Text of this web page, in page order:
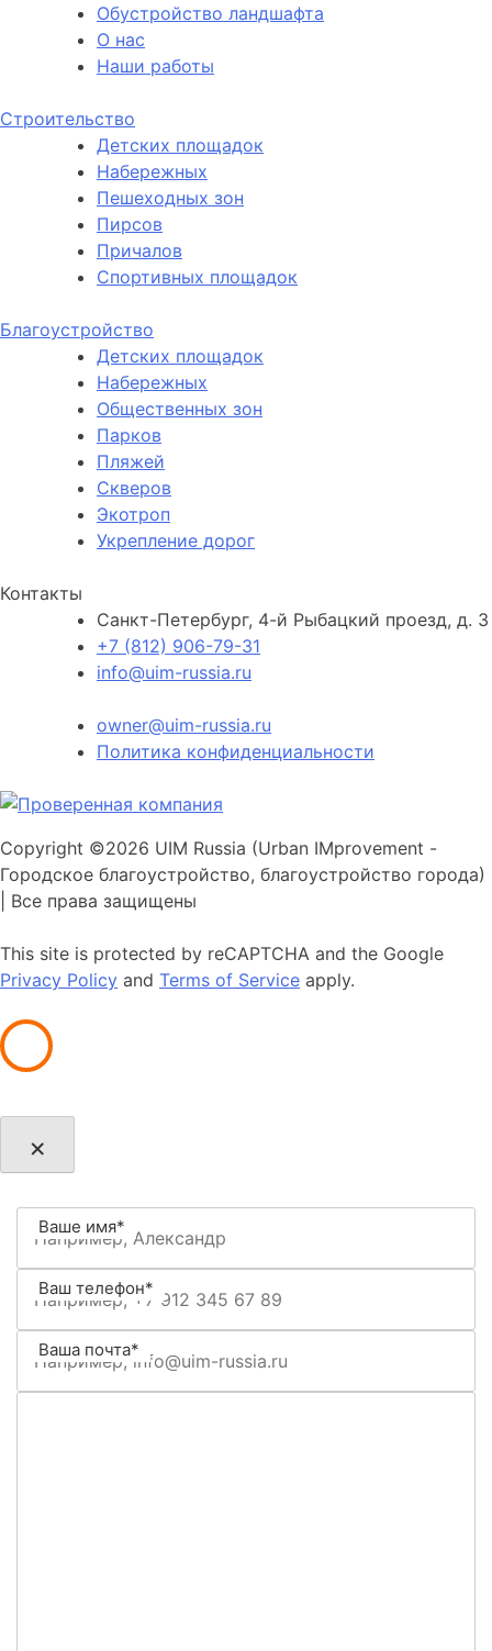
Обустройство ландшафта
О нас
Наши работы
Строительство
Детских площадок
Набережных
Пешеходных зон
Пирсов
Причалов
Спортивных площадок
Благоустройство
Детских площадок
Набережных
Общественных зон
Парков
Пляжей
Скверов
Экотроп
Укрепление дорог
Контакты
Санкт-Петербург, 4-й Рыбацкий проезд, д. 3
+7 (812) 906-79-31
info@uim-russia.ru
owner@uim-russia.ru
Политика конфиденциальности
Copyright ©2026 UIM Russia (Urban IMprovement -
Городское благоустройство, благоустройство города)
| Все права защищены
This site is protected by reCAPTCHA and the Google
Privacy Policy and Terms of Service apply.
×
Ваше имя*
Ваш телефон*
Ваша почта*